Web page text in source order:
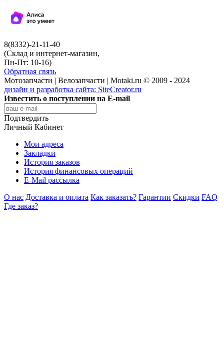
8(8332)-21-11-40
(Склад и интернет-магазин,
Пн-Пт: 10-16)
Обратная связь
Мотозапчасти | Велозапчасти | Motaki.ru © 2009 - 2024
дизайн и разработка сайта: SiteCreator.ru
Известить о поступлении на E-mail
Подтвердить
Личный Кабинет
Мои адреса
Закладки
История заказов
История финансовых операций
E-Mail рассылка
О нас Доставка и оплата Как заказать? Гарантии Скидки FAQ
Где заказ?